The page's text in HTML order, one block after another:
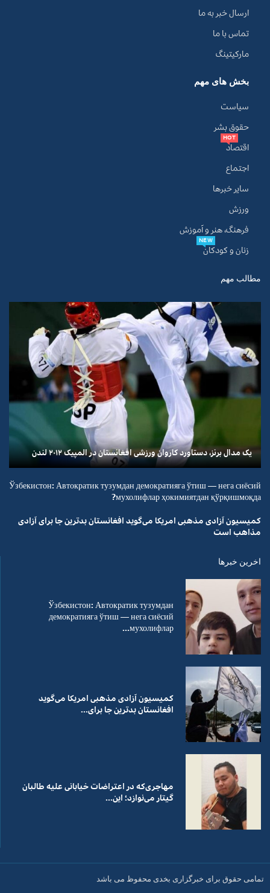
ارسال خبر به ما
تماس با ما
مارکیتینگ
بخش های مهم
سیاست
حقوق بشر
اقتصاد
HOT
اجتماع
سایر خبرها
ورزش
فرهنگ، هنر و آموزش
زنان و کودکان
NEW
مطالب مهم
یک مدال برنز، دستاورد کاروان ورزشی افغانستان در المپیک ۲۰۱۲ لندن
Ўзбекистон: Автократик тузумдан демократияга ўтиш — нега сиёсий
мухолифлар ҳокимиятдан қўрқишмоқда?
کمیسیون آزادی مذهبی امریکا می‌گوید افغانستان بدترین جا برای آزادی
مذاهب است
اخرین خبرها
Ўзбекистон: Автократик тузумдан
демократияга ўтиш — нега сиёсий
мухолифлар...
کمیسیون آزادی مذهبی امریکا می‌گوید
افغانستان بدترین جا برای...
مهاجری‌که در اعتراضات خیابانی علیه طالبان
گیتار می‌نوازد؛ این...
تمامی حقوق برای خبرگزاری بخدی محفوظ می باشد